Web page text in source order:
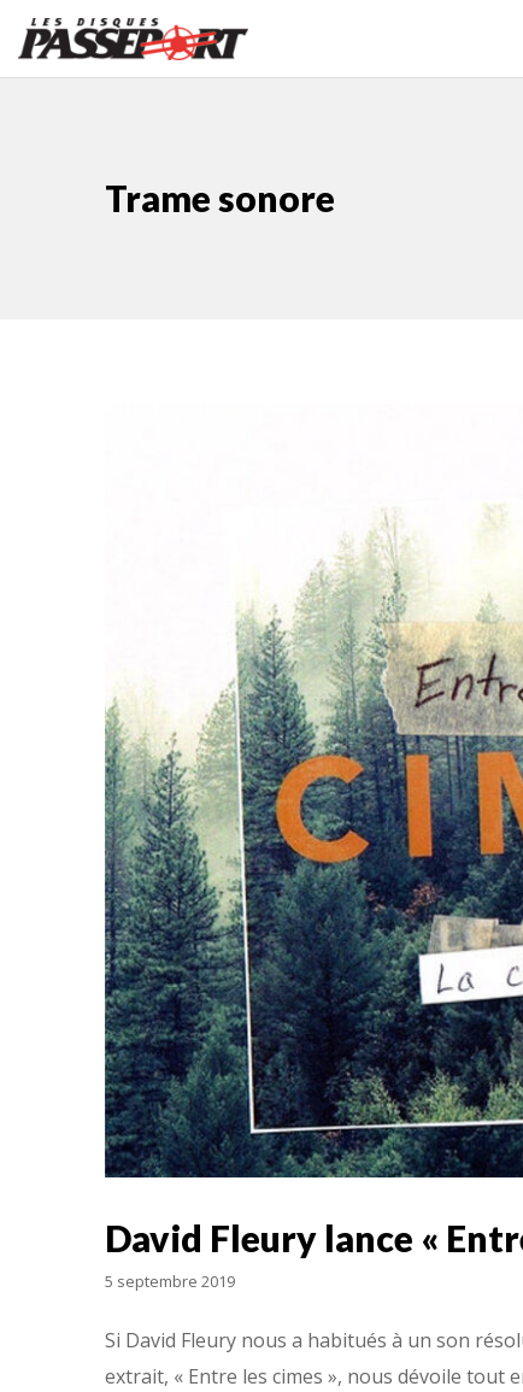
Trame sonore
David Fleury lance «
5 septembre 2019
Si David Fleury nous a habitués à un son
extrait, « Entre les cimes », nous dévoile tout